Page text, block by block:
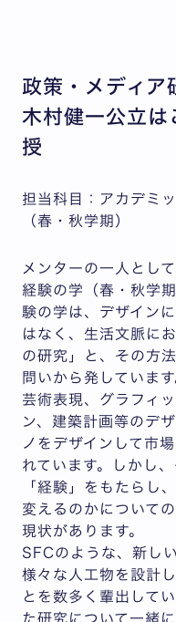
政策・メディ
木村健一公立は
授
担当科目：アカデミ
（春・秋学期）
メンターの一人とし
経験の学（春・秋学
験の学は、デザイン
はなく、生活文脈に
の研究」と、その方
問いから発しています
芸術表現、グラフィ
ン、建築計画等のデ
ノをデザインして市
れています。しかし
「経験」をもたらし
変えるのかについて
現状があります。
SFCのような、新し
様々な人工物を設計
とを数多く輩出して
た研究について一緒